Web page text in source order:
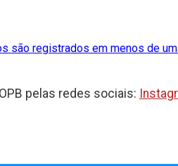
são registrados em menos de
pelas redes sociais: